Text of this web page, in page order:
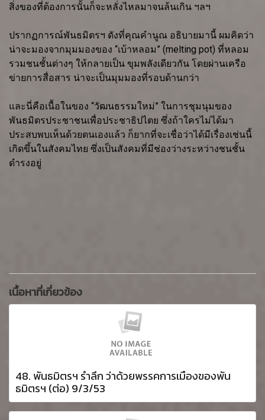
สิ่งของที่ต้องการนั้นก็จะหลั่งไหลมาจนล้นเกิน ฯลฯ
ปรากฏการณ์พันธมิตรฯ ดังที่คุณคำนูณ อธิบายมานี้ ผมคิดว่า
น่าจะมองจากมุมมองของ “เบ้าหลอม” (melting pot) ที่หลอม
รวมชนชั้นต่างๆ ให้กลายเป็น ขุมพลังเดียวกัน โดยผ่านเครือ
ข่ายการสื่อสาร น่าจะเป็นมุมมองที่รอบด้านกว่า
และนี่คือเนื้อในของ “วัฒนธรรมใหม่” ในการชุมนุมของ
พันธมิตรประชาชนเพื่อประชาธิปไตย ซึ่งถ้าใครไม่ได้มา
ประสบพบเห็นด้วยตนเองแล้ว ก็ยากที่จะเชื่อว่าได้มีเรื่องเช่นนี้
เกิดขึ้นในสังคมไทย ซึ่งเป็นสังคมที่มีช่องว่างระหว่างชนชั้น
ดำรงอยู่
เนื้อหาที่เกี่ยวข้อง
48. พันธมิตรฯ รำลึก ว่าด้วยพรรคการเมืองของพัน
ธมิตรฯ (ต่อ) 9/3/53